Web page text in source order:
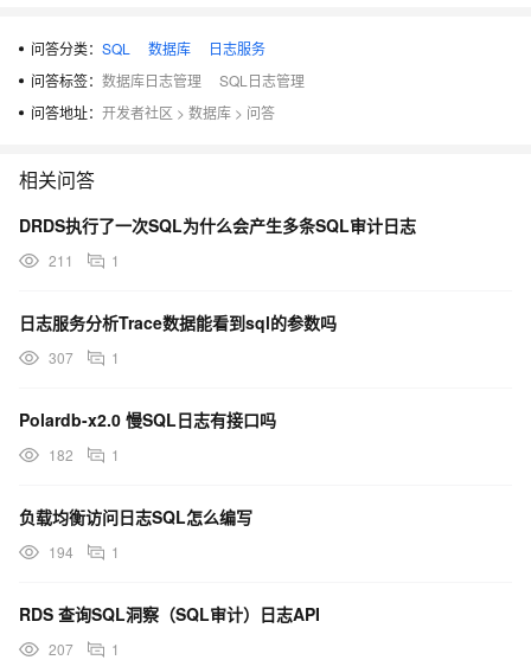
问答分类： SQL 数据库
日志服务
问答标签： 数据库日志管理
SQL日志管理
问答地址： 开发者社区 > 数据库 > 问答
相关问答
DRDS执行了一次SQL为什么会产生多条SQL审计日志
211 1
日志服务分析Trace数据能看到sql的参数吗
307 1
Polardb-x2.0 慢SQL日志有接口吗
182 1
负载均衡访问日志SQL怎么编写
194 1
RDS 查询SQL洞察（SQL审计）日志API
207 1